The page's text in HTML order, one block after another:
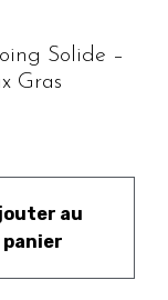
Solide –
Gras
au
panier